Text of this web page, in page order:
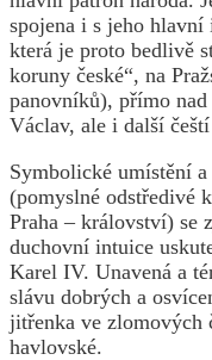
spojena i s jeho
která je proto bedlivě
koruny české“, na
panovníků), přímo
Václav, ale i další
Symbolické umístění
(pomyslné odstředivé
Praha – království) se
duchovní intuice
Karel IV. Unavená a
slávu dobrých a
jitřenka ve zlomových
havlovské.